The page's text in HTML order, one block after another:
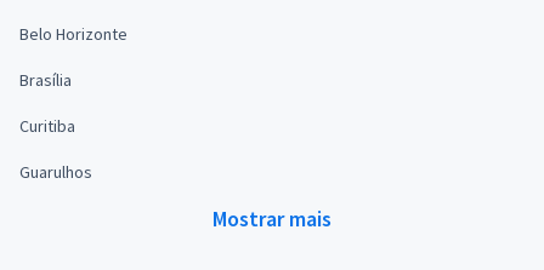
Belo Horizonte
Brasília
Curitiba
Guarulhos
Mostrar mais